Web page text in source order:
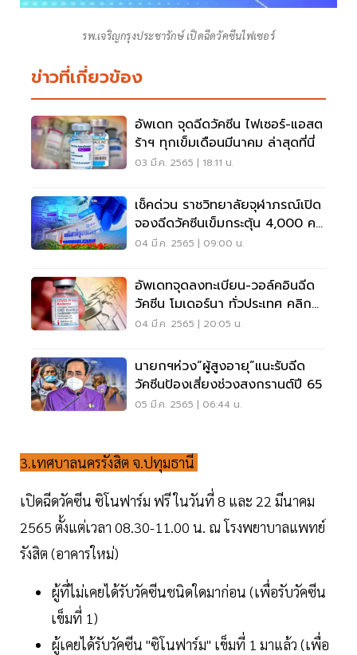
รพ.เจริญกรุงประชารักษ์ เปิดฉีดวัคซีนไฟเซอร์
ข่าวที่เกี่ยวข้อง
อัพเดท จุดฉีดวัคซีน ไฟเซอร์-แอสต
ร้าฯ ทุกเข็มเดือนมีนาคม ล่าสุดที่นี่
03 มี.ค. 2565 | 18:11 น.
เช็คด่วน ราชวิทยาลัยจุฬาภรณ์เปิด
จองฉีดวัคซีนเข็มกระตุ้น 4,000 คน
ฟรี
04 มี.ค. 2565 | 09:00 น.
อัพเดทจุดลงทะเบียน-วอล์คอินฉีด
วัคซีน โมเดอร์นา ทั่วประเทศ คลิกที่
นี่
04 มี.ค. 2565 | 20:05 น.
นายกฯห่วง“ผู้สูงอายุ”แนะรับฉีด
วัคซีนป้องเสี่ยงช่วงสงกรานต์ปี 65
05 มี.ค. 2565 | 06:44 น.
3.เทศบาลนครรังสิต จ.ปทุมธานี
เปิดฉีดวัคซีน ซิโนฟาร์ม ฟรี ในวันที่ 8 และ 22 มีนาคม
2565 ตั้งแต่เวลา 08.30-11.00 น. ณ โรงพยาบาลแพทย์
รังสิต (อาคารใหม่)
ผู้ที่ไม่เคยได้รับวัคซีนชนิดใดมาก่อน (เพื่อรับวัคซีน
เข็มที่ 1)
ผู้เคยได้รับวัคซีน "ซิโนฟาร์ม" เข็มที่ 1 มาแล้ว (เพื่อ